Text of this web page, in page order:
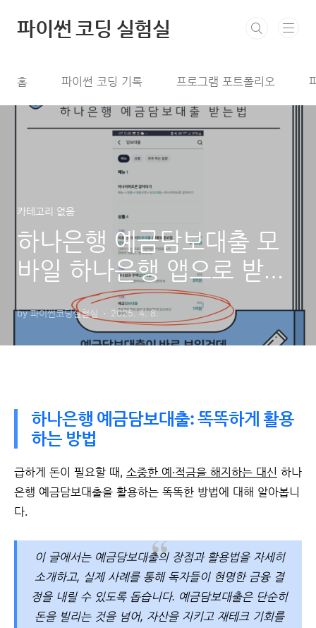
파이썬 코딩 실험실
홈 파이썬 코딩 기록 프로그램 포트폴리오
카테고리 없음
하나은행 예금담보대출 모
바일 하나은행 앱으로 받는
by 파이썬코딩실험실 2025. 4. 8.
하나은행 예금담보대출: 똑똑하게 활용
하는 방법
급하게 돈이 필요할 때, 소중한 예·적금을 해지하는 대신 하나
은행 예금담보대출을 활용하는 똑똑한 방법에 대해 알아봅니
다.
이 글에서는 예금담보대출의 장점과 활용법을 자세히
소개하고, 실제 사례를 통해 독자들이 현명한 금융 결
정을 내릴 수 있도록 돕습니다. 예금담보대출은 단순히
돈을 빌리는 것을 넘어, 자산을 지키고 재테크 기회를